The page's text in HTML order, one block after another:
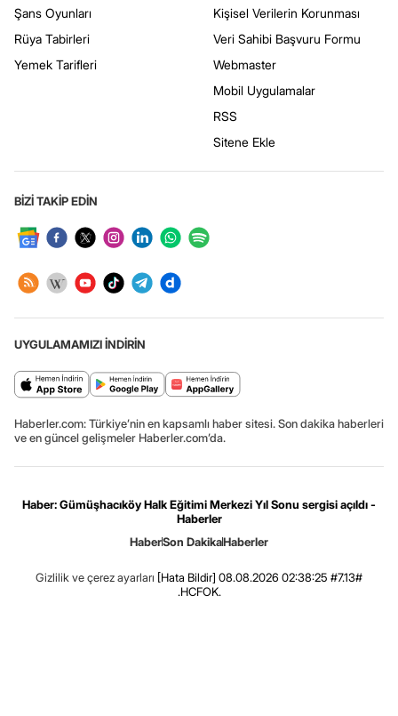
Şans Oyunları
Rüya Tabirleri
Yemek Tarifleri
Kişisel Verilerin Korunması
Veri Sahibi Başvuru Formu
Webmaster
Mobil Uygulamalar
RSS
Sitene Ekle
BİZİ TAKİP EDİN
UYGULAMAMIZI İNDİRİN
Haberler.com: Türkiye’nin en kapsamlı haber sitesi. Son dakika haberleri
ve en güncel gelişmeler Haberler.com’da.
Haber: Gümüşhacıköy Halk Eğitimi Merkezi Yıl Sonu sergisi açıldı -
Haberler
HaberSon DakikaHaberler
Gizlilik ve çerez ayarları [Hata Bildir] 08.08.2026 02:38:25 #7.13#
.HCFOK.